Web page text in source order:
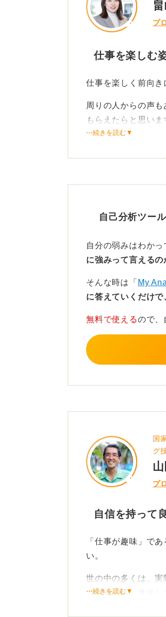
プ
仕事を楽しむ
仕事を楽しく前向き
周りの人からの声
もらえたらと思いま
るのがベストです。
もし、休むのが苦手
すすめです。
何かに没頭できる人
できると思うので
休息を挟むメリット
となので、好きな
0
⋯続きを読む▼
自己分析ツー
自分の弱みはわか
に強みって言えるの
そんな時は「 My
に答えていくだけで
無料で使えるので、
国
グ
プ
自信を持って
「仕事が趣味」で
い。
世の中の多くは、
て支えられ、進歩し
そのうえで気をつ
⋯続きを読む▼